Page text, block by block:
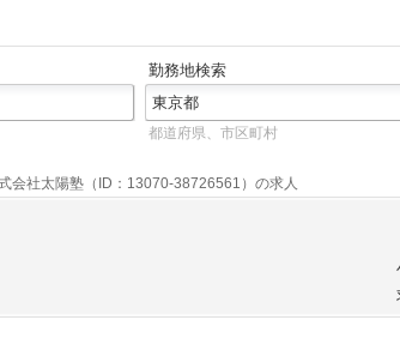
勤務地検索
都道府県、市区町村
会社太陽塾（ID：13070-38726561）の求人